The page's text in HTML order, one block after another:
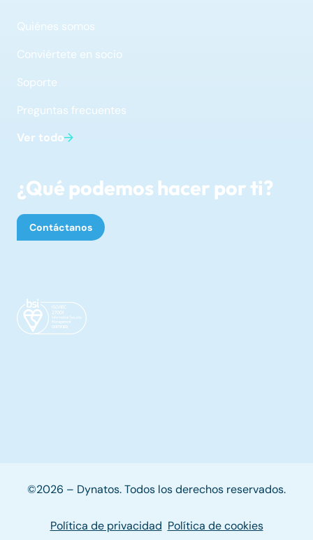
Quiénes somos
Conviértete en socio
Soporte
Preguntas frecuentes
Ver todo
¿Qué podemos hacer por ti?
Contáctanos
©2026 – Dynatos. Todos los derechos reservados.
Política de privacidad Política de cookies